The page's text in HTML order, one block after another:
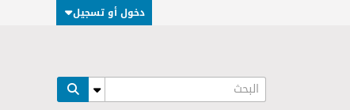
دخول أو تسجيل